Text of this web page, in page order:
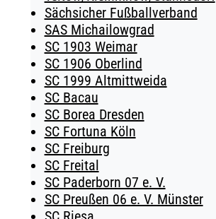
Sächsicher Fußballverband
SAS Michailowgrad
SC 1903 Weimar
SC 1906 Oberlind
SC 1999 Altmittweida
SC Bacau
SC Borea Dresden
SC Fortuna Köln
SC Freiburg
SC Freital
SC Paderborn 07 e. V.
SC Preußen 06 e. V. Münster